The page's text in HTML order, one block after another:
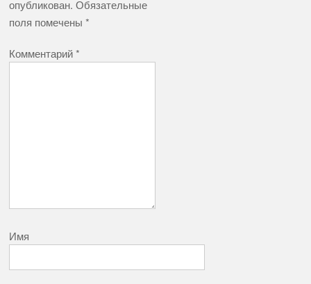
опубликован. Обязательные
поля помечены*
Комментарий*
Имя